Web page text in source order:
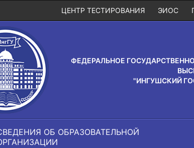
ЭИОС
ЦЕНТР ТЕСТИРОВАНИЯ
ФЕДЕРАЛЬНОЕ
"ИНГУШСКИЙ
ОБ ОБРАЗОВАТЕЛЬНОЙ